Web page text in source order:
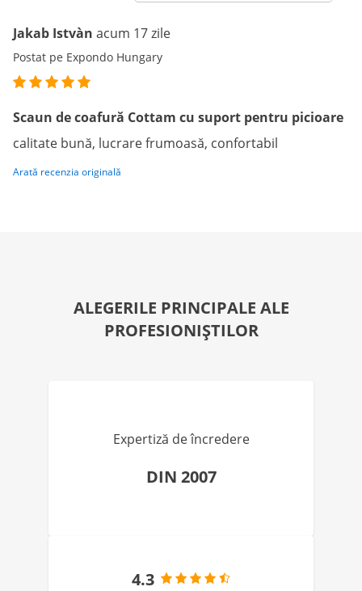
Jakab Istvàn acum 17 zile
Postat pe Expondo Hungary
Scaun de coafură Cottam cu suport pentru picioare
calitate bună, lucrare frumoasă, confortabil
Arată recenzia originală
ALEGERILE PRINCIPALE ALE
PROFESIONIȘTILOR
Expertiză de încredere
DIN 2007
4.3